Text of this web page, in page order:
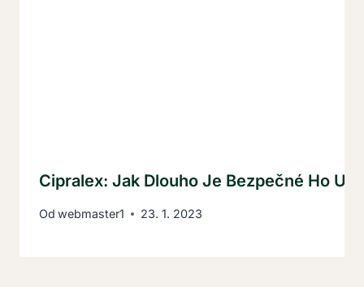
Cipralex: Jak Dlouho Je Bezpečné Ho
Od webmaster1 23. 1. 2023